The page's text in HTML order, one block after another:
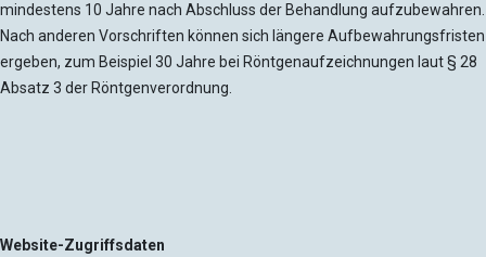
mindestens 10 Jahre nach Abschluss der Behandlung aufzubewahren.
Nach anderen Vorschriften können sich längere Aufbewahrungsfristen
ergeben, zum Beispiel 30 Jahre bei Röntgenaufzeichnungen laut § 28
Absatz 3 der Röntgenverordnung.
Website-Zugriffsdaten